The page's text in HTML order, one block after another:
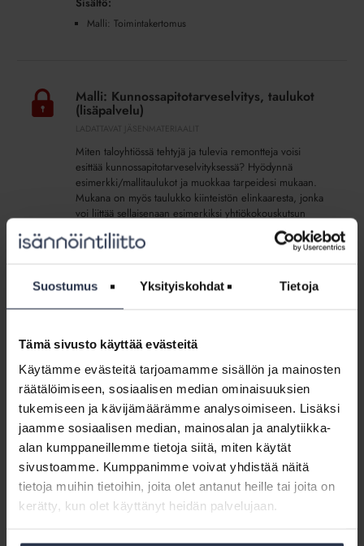
Suostumus Yksityiskohdat Tietoja
Tämä sivusto käyttää evästeitä
Käytämme evästeitä tarjoamamme sisällön ja mainosten
räätälöimiseen, sosiaalisen median ominaisuuksien
tukemiseen ja kävijämäärämme analysoimiseen. Lisäksi
jaamme sosiaalisen median, mainosalan ja analytiikka-
alan kumppaneillemme tietoja siitä, miten käytät
sivustoamme. Kumppanimme voivat yhdistää näitä
tietoja muihin tietoihin, joita olet antanut heille tai joita on
kerätty, kun olet käyttänyt heidän palvelujaan.
Sisältö:
Malli: Toimintakertomus
Kunnossapitotarveselvitys,
taulukot
Malli: Kunnossapitotarveselvitys, taulukot
(lisäpalvelu)
Miten taloyhtiössä tehtyjä ja tulevia remontteja voisi
esittää kunnossapitotarveselvityksessä? Hyödynnä
esimerkki/mallitaulukot ja muokkaa tarpeidesi mukaan.
Mukana on myös taulukko kiinteistön elinkaaresta, jonka
voi liittää sellaisenaan esimerkiksi yhtiökokouskutsun
liitteeksi (Lähteenä on käytetty Rakennustieto ry:n RT-
korttia 18-10922). Esimerkkien hyödyntäminen on
Sisältö:
Malli: Kunnossapitotarveselvitys, taulukot
Malli:
Taloyhtiön
johdon
vahvistusilmoituskirje
tilintarkastajalle
(lisäpalvelu)
Malli: Taloyhtiön johdon
vahvistusilmoituskirje tilintarkastajalle
(lisäpalvelu)
LADATTAVAT JÄSENMATERIAALIT
Hyvän tilintarkastustavan mukaan tilintarkastajan on
pyydettävä taloyhtiön johdolta kirjallinen
vahvistusilmoitus. Lataa malli, täydennä ja muokkaa
sopivaksi.
Malli: Vvahvistusilmoituskirje tilintarkastajalle